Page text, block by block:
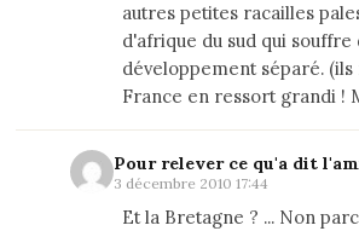
autres petites racailles
d'afrique du sud qui
développement séparé.
France en ressort grandi !
Pour relever ce qu'a dit
3 décembre 2010 17:44
Et la Bretagne ? ... Non